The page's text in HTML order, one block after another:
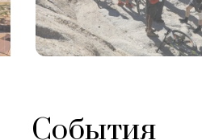
События